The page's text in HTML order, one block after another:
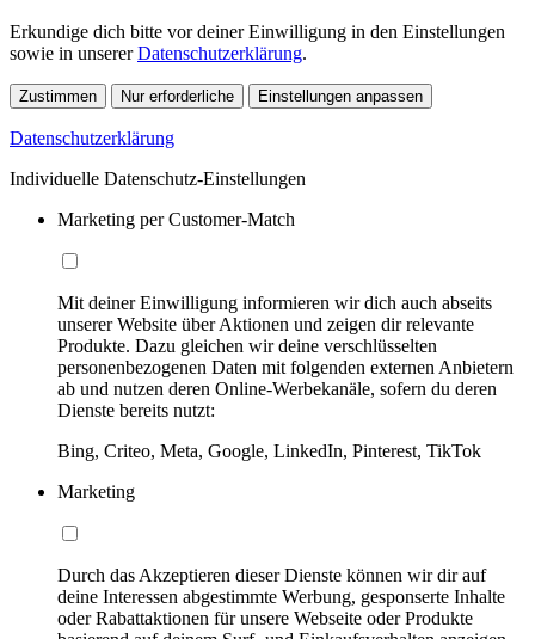
Erkundige dich bitte vor deiner Einwilligung in den Einstellungen
sowie in unsererDatenschutzerklärung.
Zustimmen Nur erforderliche Einstellungen anpassen
Datenschutzerklärung
Individuelle Datenschutz-Einstellungen
Marketing per Customer-Match
Mit deiner Einwilligung informieren wir dich auch abseits
unserer Website über Aktionen und zeigen dir relevante
Produkte. Dazu gleichen wir deine verschlüsselten
personenbezogenen Daten mit folgenden externen Anbietern
ab und nutzen deren Online-Werbekanäle, sofern du deren
Dienste bereits nutzt:
Bing, Criteo, Meta, Google, LinkedIn, Pinterest, TikTok
Marketing
Durch das Akzeptieren dieser Dienste können wir dir auf
deine Interessen abgestimmte Werbung, gesponserte Inhalte
oder Rabattaktionen für unsere Webseite oder Produkte